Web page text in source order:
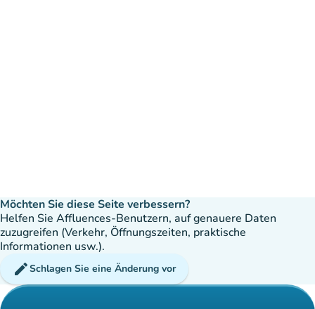
Möchten Sie diese Seite verbessern?
Helfen Sie Affluences-Benutzern, auf genauere Daten
zuzugreifen (Verkehr, Öffnungszeiten, praktische
Informationen usw.).
editSchlagen Sie eine Änderung vor